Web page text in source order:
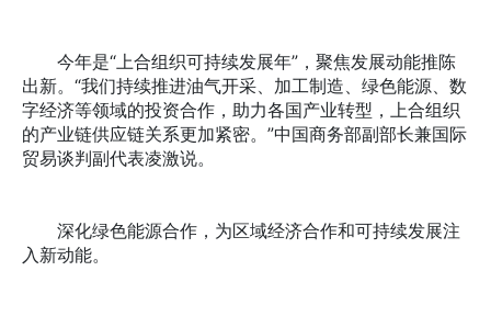
今年是“上合组织可持续发展年”，聚焦发展动能推陈
出新。“我们持续推进油气开采、加工制造、绿色能源、数
字经济等领域的投资合作，助力各国产业转型，上合组织
的产业链供应链关系更加紧密。”中国商务部副部长兼国际
贸易谈判副代表凌激说。
深化绿色能源合作，为区域经济合作和可持续发展注
入新动能。